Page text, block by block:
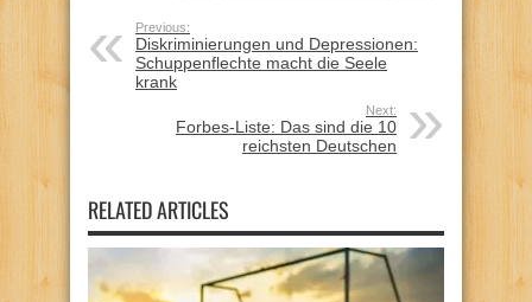
Previous:
Diskriminierungen und Depressionen:
Schuppenflechte macht die Seele
krank
Next:
Forbes-Liste: Das sind die 10
reichsten Deutschen
RELATED ARTICLES